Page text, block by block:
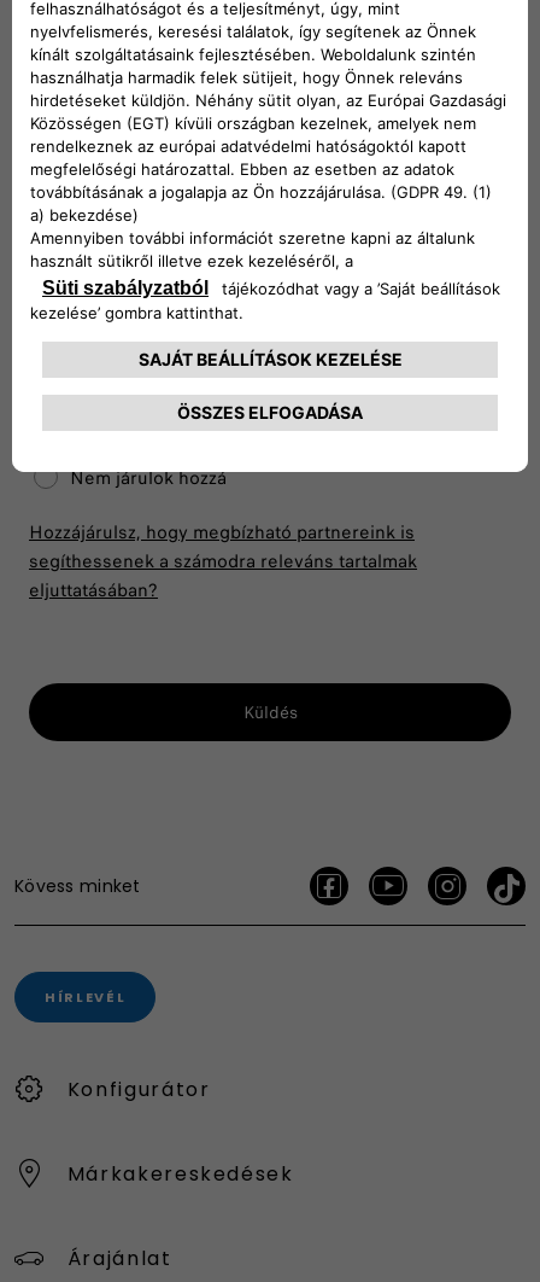
Hozzájárulok
Nem járulok hozzá
Szeretnénk időnként hasznos ajánlatokat küldeni –
ehhez kérjük a hozzájárulásod.
Hozzájárulok
Nem járulok hozzá
Engedélyezed, hogy jobban megismerjünk, és
személyre szabottabb élményt nyújthassunk?
Hozzájárulok
Nem járulok hozzá
Hozzájárulsz, hogy megbízható partnereink is
segíthessenek a számodra releváns tartalmak
eljuttatásában?
Küldés
Kövess minket
HÍRLEVÉL
Konfigurátor
Márkakereskedések
Árajánlat